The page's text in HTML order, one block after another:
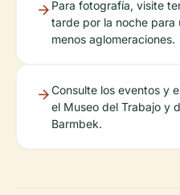
Para fotografía, visite
tarde por la noche para
menos aglomeraciones.
Consulte los eventos y
el Museo del Trabajo y
Barmbek.